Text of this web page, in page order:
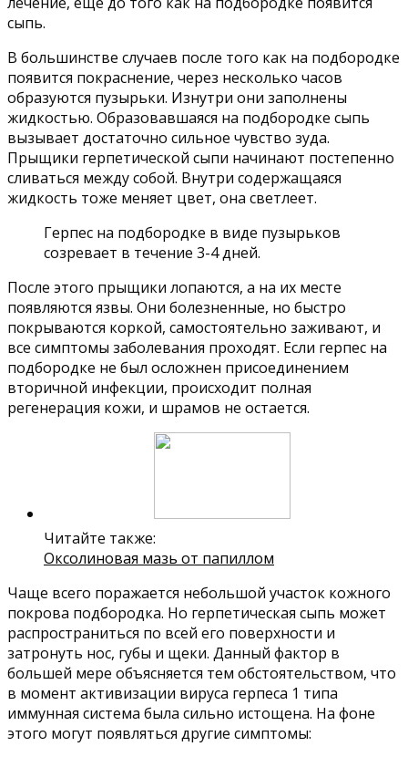
сыпь.
В большинстве случаев после того как на подбородке
появится покраснение, через несколько часов
образуются пузырьки. Изнутри они заполнены
жидкостью. Образовавшаяся на подбородке сыпь
вызывает достаточно сильное чувство зуда.
Прыщики герпетической сыпи начинают постепенно
сливаться между собой. Внутри содержащаяся
жидкость тоже меняет цвет, она светлеет.
Герпес на подбородке в виде пузырьков
созревает в течение 3-4 дней.
После этого прыщики лопаются, а на их месте
появляются язвы. Они болезненные, но быстро
покрываются коркой, самостоятельно заживают, и
все симптомы заболевания проходят. Если герпес на
подбородке не был осложнен присоединением
вторичной инфекции, происходит полная
регенерация кожи, и шрамов не остается.
Читайте также:
Оксолиновая мазь от папиллом
Чаще всего поражается небольшой участок кожного
покрова подбородка. Но герпетическая сыпь может
распространиться по всей его поверхности и
затронуть нос, губы и щеки. Данный фактор в
большей мере объясняется тем обстоятельством, что
в момент активизации вируса герпеса 1 типа
иммунная система была сильно истощена. На фоне
этого могут появляться другие симптомы: